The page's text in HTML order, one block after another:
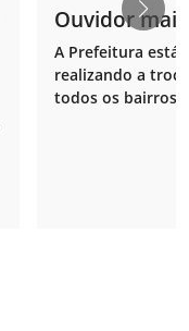
Ouvidor
A Prefeitura está
realizando a
todos os bairros.